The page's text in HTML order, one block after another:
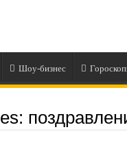
Шоу-бизнес